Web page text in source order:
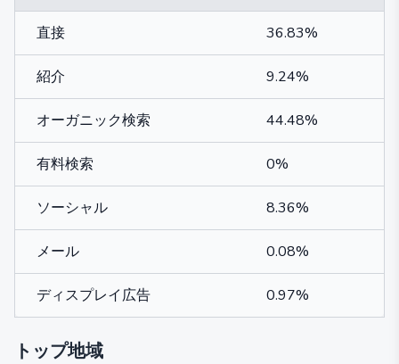
直接 36.83%
紹介 9.24%
オーガニック検索 44.48%
有料検索 0%
ソーシャル 8.36%
メール 0.08%
ディスプレイ広告 0.97%
トップ地域